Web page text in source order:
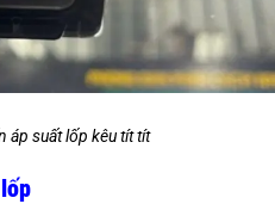
áp suất lốp kêu tít tít